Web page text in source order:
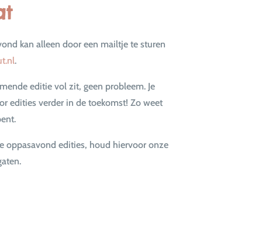
kan alleen door een mailtje te sturen
.
editie vol zit, geen probleem. Je
edities verder in de toekomst! Zo weet
oppasavond edities, houd hiervoor onze